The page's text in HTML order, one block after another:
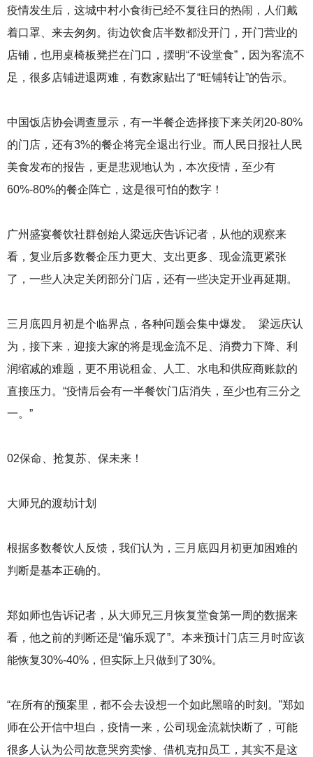
疫情发生后，这城中村小食街已经不复往日的热闹，人们戴
着口罩、来去匆匆。街边饮食店半数都没开门，开门营业的
店铺，也用桌椅板凳拦在门口，摆明“不设堂食”，因为客流不
足，很多店铺进退两难，有数家贴出了“旺铺转让”的告示。
中国饭店协会调查显示，有一半餐企选择接下来关闭20-80%
的门店，还有3%的餐企将完全退出行业。而人民日报社人民
美食发布的报告，更是悲观地认为，本次疫情，至少有
60%-80%的餐企阵亡，这是很可怕的数字！
广州盛宴餐饮社群创始人梁远庆告诉记者，从他的观察来
看，复业后多数餐企压力更大、支出更多、现金流更紧张
了，一些人决定关闭部分门店，还有一些决定开业再延期。
三月底四月初是个临界点，各种问题会集中爆发。 梁远庆认
为，接下来，迎接大家的将是现金流不足、消费力下降、利
润缩减的难题，更不用说租金、人工、水电和供应商账款的
直接压力。“疫情后会有一半餐饮门店消失，至少也有三分之
一。”
02保命、抢复苏、保未来！
大师兄的渡劫计划
根据多数餐饮人反馈，我们认为，三月底四月初更加困难的
判断是基本正确的。
郑如师也告诉记者，从大师兄三月恢复堂食第一周的数据来
看，他之前的判断还是“偏乐观了”。本来预计门店三月时应该
能恢复30%-40%，但实际上只做到了30%。
“在所有的预案里，都不会去设想一个如此黑暗的时刻。”郑如
师在公开信中坦白，疫情一来，公司现金流就快断了，可能
很多人认为公司故意哭穷卖慘、借机克扣员工，其实不是这